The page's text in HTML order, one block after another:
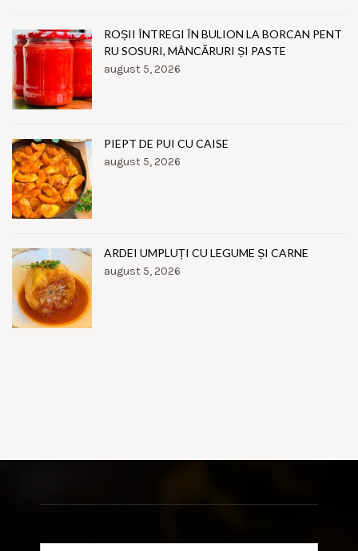
ROȘII ÎNTREGI ÎN BULION LA BORCAN PENT
RU SOSURI, MÂNCĂRURI ȘI PASTE
august 5, 2026
PIEPT DE PUI CU CAISE
august 5, 2026
ARDEI UMPLUȚI CU LEGUME ȘI CARNE
august 5, 2026
Search